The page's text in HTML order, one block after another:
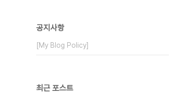
공지사항
[My Blog Policy]
최근 포스트